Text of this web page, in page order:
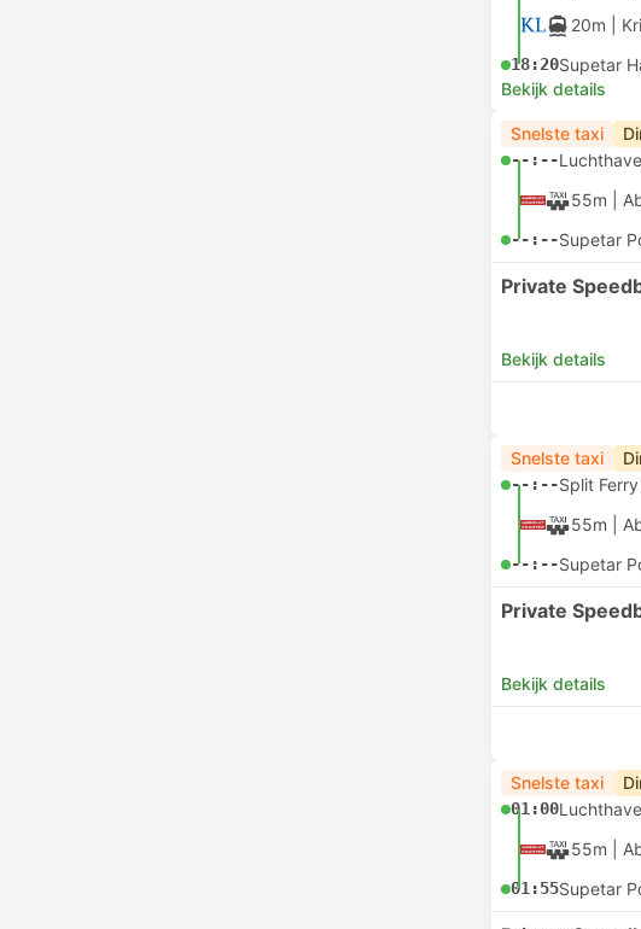
20m |
18:20Supetar
Bekijk details
Snelste taxi
--:--
55m |
--:--Supetar
Private
Bekijk details
Snelste taxi
--:--Split
55m |
--:--Supetar
Private
Bekijk details
Snelste taxi
01:00
55m |
01:55Supetar